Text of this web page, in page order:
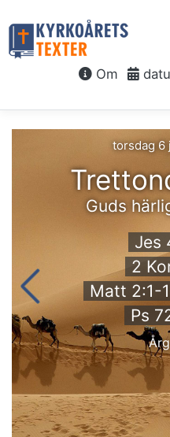
Om
torsdag 6
Guds
Jes
2
Matt 2:1-
Ps